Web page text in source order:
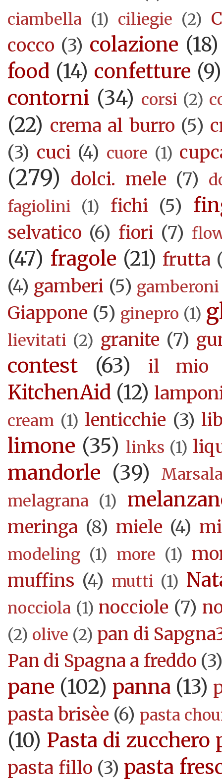
ciambella (1) ciliegie (2)
cocco (3) colazione (18)
food (14) confetture (9)
contorni (34) corsi (2)
(22) crema al burro (5)
(3) cuci (4) cuore (1)
(279) dolci. mele (7)
fagiolini (1) fichi (5)
selvatico (6) fiori (7)
(47) fragole (21) frutta
(4) gamberi (5) gamberoni
Giappone (5) ginepro (1)
lievitati (2) granite (7)
contest (63) il mio
KitchenAid (12)
cream (1) lenticchie (3)
limone (35) links (1)
mandorle (39)
melagrana (1)
meringa (8) miele (4)
modeling (1) more (1)
muffins (4) mutti (1)
nocciola (1) nocciole (7)
(2) olive (2) pan di
Pan di Spagna a freddo (3)
pane (102) panna (13)
pasta brisèe (6) pasta
(10) Pasta di zucchero
pasta fillo (3) pasta